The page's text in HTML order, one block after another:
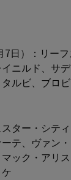
7日）：リー
ニルド、サデ
ルビ、ブロ
ター・シテ
テ、ヴァン
ック・アリス